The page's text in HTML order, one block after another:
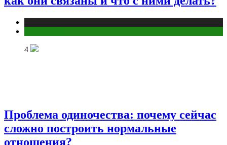
4
Проблема одиночества: почему сейчас
сложно построить нормальные
отношения?